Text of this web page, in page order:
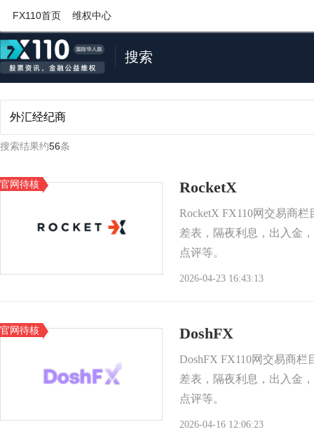
FX110首页 维权中心
搜索
搜索结果约56条
官网待核 RocketX
RocketX FX110网交易商
差表，隔夜利息，出入金
点评等。
2026-04-23 16:43:13
官网待核 DoshFX
DoshFX FX110网交易商
差表，隔夜利息，出入金
点评等。
2026-04-16 12:06:23